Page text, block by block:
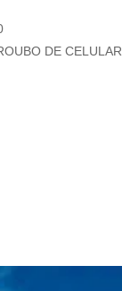
DE CELULAR